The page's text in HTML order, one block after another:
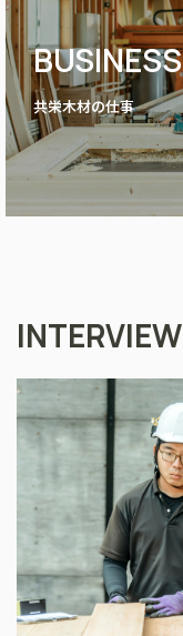
BUSINESS
共栄木材の仕事
INTERVIEW